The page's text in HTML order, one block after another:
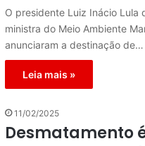
O presidente Luiz Inácio Lula
ministra do Meio Ambiente
anunciaram a destinação de…
Leia mais »
11/02/2025
Desmatamento